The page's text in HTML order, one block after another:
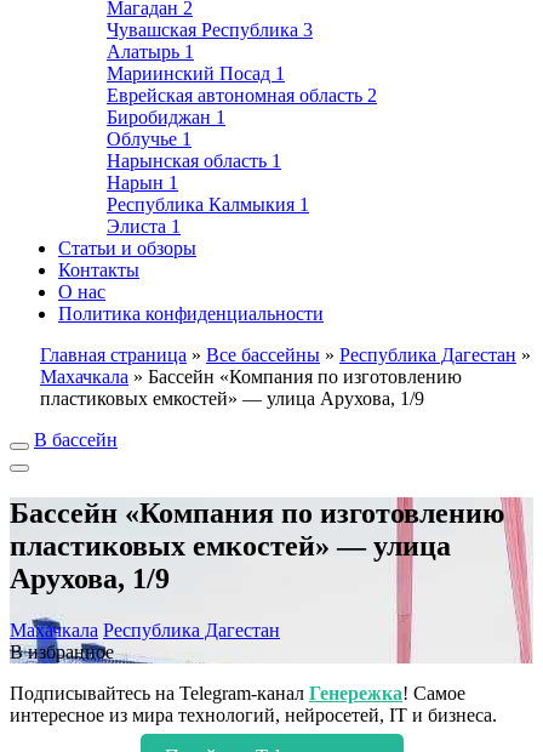
Магадан 2
Чувашская Республика 3
Алатырь 1
Мариинский Посад 1
Еврейская автономная область 2
Биробиджан 1
Облучье 1
Нарынская область 1
Нарын 1
Республика Калмыкия 1
Элиста 1
Статьи и обзоры
Контакты
О нас
Политика конфиденциальности
Главная страница » Все бассейны » Республика Дагестан »
Махачкала » Бассейн «Компания по изготовлению
пластиковых емкостей» — улица Арухова, 1/9
В бассейн
Бассейн «Компания по изготовлению
пластиковых емкостей» — улица
Арухова, 1/9
Махачкала Республика Дагестан
В избранное
Подписывайтесь на Telegram-канал Генережка! Самое
интересное из мира технологий, нейросетей, IT и бизнеса.